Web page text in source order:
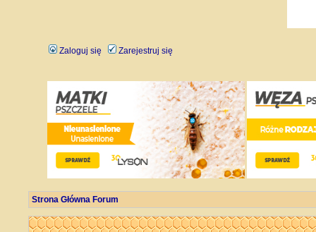
Zaloguj się Zarejestruj się
Strona Główna Forum